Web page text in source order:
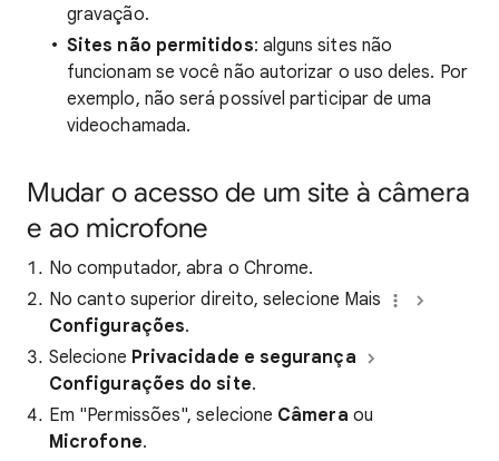
gravação.
Sites não permitidos: alguns sites não
funcionam se você não autorizar o uso deles. Por
exemplo, não será possível participar de uma
videochamada.
Mudar o acesso de um site à câmera
e ao microfone
No computador, abra o Chrome.
No canto superior direito, selecione Mais
Configurações.
Selecione Privacidade e segurança
Configurações do site.
Em "Permissões", selecione Câmera ou
Microfone.